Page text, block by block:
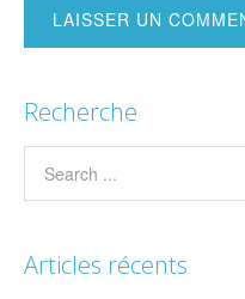
Recherche
Articles récents